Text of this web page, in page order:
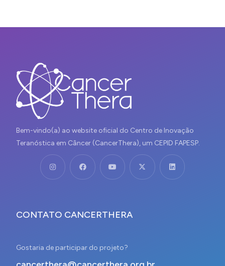
Bem-vindo(a) ao website oficial do Centro de Inovação
Teranóstica em Câncer (CancerThera), um CEPID FAPESP.
CONTATO CANCERTHERA
Gostaria de participar do projeto?